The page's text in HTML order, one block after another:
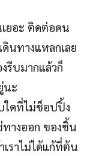
ยอะ ติดต่อคน
นทางแหลกเลย
รีบมากแล้วก็
นะ
บใดที่ไม่ช็อปปิ้ง
ทางออก ของชิ้น
เราไม่ได้แก้ที่ต้น